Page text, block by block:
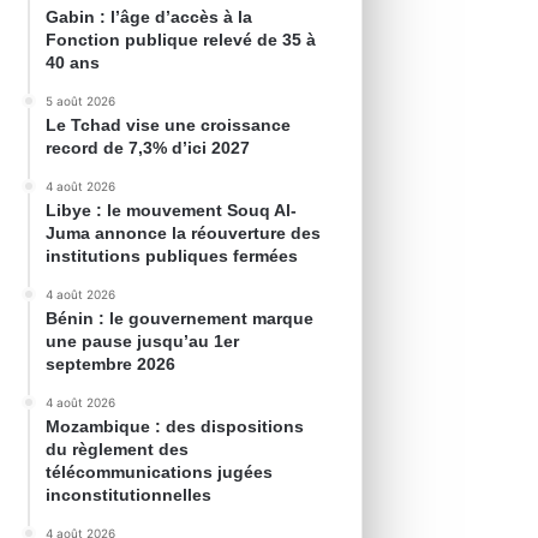
Gabin : l’âge d’accès à la
Fonction publique relevé de 35 à
40 ans
5 août 2026
Le Tchad vise une croissance
record de 7,3% d’ici 2027
4 août 2026
Libye : le mouvement Souq Al-
Juma annonce la réouverture des
institutions publiques fermées
4 août 2026
Bénin : le gouvernement marque
une pause jusqu’au 1er
septembre 2026
4 août 2026
Mozambique : des dispositions
du règlement des
télécommunications jugées
inconstitutionnelles
4 août 2026